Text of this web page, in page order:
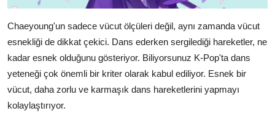
Chaeyoung'un sadece vücut ölçüleri değil, aynı zamanda vücut
esnekliği de dikkat çekici. Dans ederken sergilediği hareketler, ne
kadar esnek olduğunu gösteriyor. Biliyorsunuz K-Pop'ta dans
yeteneği çok önemli bir kriter olarak kabul ediliyor. Esnek bir
vücut, daha zorlu ve karmaşık dans hareketlerini yapmayı
kolaylaştırıyor.